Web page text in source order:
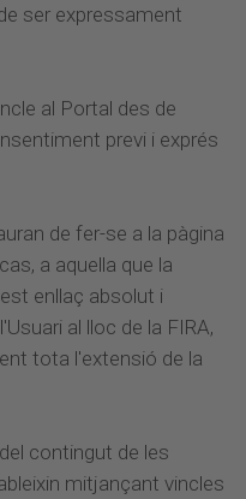
ser expressament
al Portal des de
previ i exprés
de fer-se a la pàgina
a aquella que la
enllaç absolut i
al lloc de la FIRA,
tota l'extensió de la
contingut de les
mitjançant vincles